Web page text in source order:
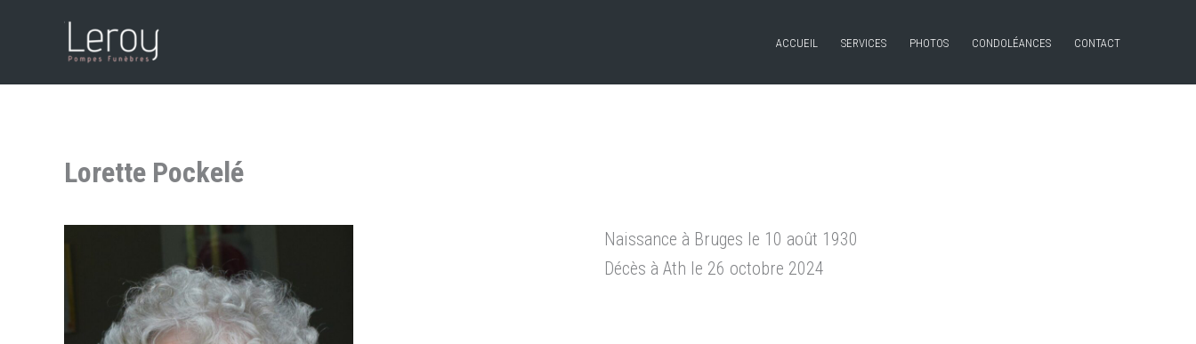
ACCUEIL SERVICES PHOTOS CONDOLÉANCES CONTACT
Lorette Pockelé
Naissance à Bruges le 10 août 1930
Décès à Ath le 26 octobre 2024